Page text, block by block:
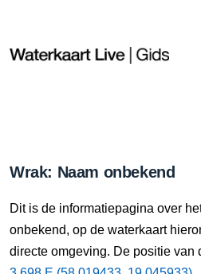
Wrak: Naam onbekend
Dit is de informatiepagina over
onbekend, op de waterkaart
directe omgeving. De positie van